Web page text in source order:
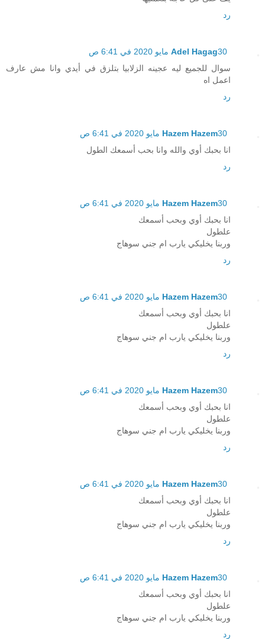
رد
Adel Hagag30 مايو 2020 في 6:41 ص
سوال للجميع ليه عجينه الزلابيا بتلزق في أيدي وانا مش عارف
اعمل اه
رد
Hazem Hazem30 مايو 2020 في 6:41 ص
انا بحبك أوي والله وانا بحب أسمعك الطول
رد
Hazem Hazem30 مايو 2020 في 6:41 ص
انا بحبك أوي وبحب أسمعك
علطول
وربنا يخليكي يارب ام جني سوهاج
رد
Hazem Hazem30 مايو 2020 في 6:41 ص
انا بحبك أوي وبحب أسمعك
علطول
وربنا يخليكي يارب ام جني سوهاج
رد
Hazem Hazem30 مايو 2020 في 6:41 ص
انا بحبك أوي وبحب أسمعك
علطول
وربنا يخليكي يارب ام جني سوهاج
رد
Hazem Hazem30 مايو 2020 في 6:41 ص
انا بحبك أوي وبحب أسمعك
علطول
وربنا يخليكي يارب ام جني سوهاج
رد
Hazem Hazem30 مايو 2020 في 6:41 ص
انا بحبك أوي وبحب أسمعك
علطول
وربنا يخليكي يارب ام جني سوهاج
رد